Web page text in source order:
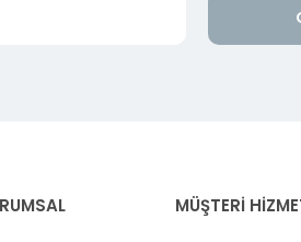
MÜŞTERİ